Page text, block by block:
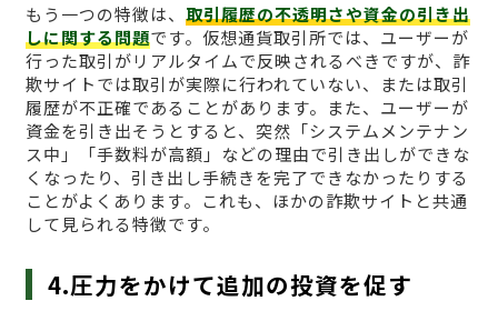
もう一つの特徴は、 取引履歴の不透明さや資金の引き出
しに関する問題です。仮想通貨取引所では、ユーザーが
行った取引がリアルタイムで反映されるべきですが、詐
欺サイトでは取引が実際に行われていない、または取引
履歴が不正確であることがあります。また、ユーザーが
資金を引き出そうとすると、突然「システムメンテナン
ス中」「手数料が高額」などの理由で引き出しができな
くなったり、引き出し手続きを完了できなかったりする
ことがよくあります。これも、ほかの詐欺サイトと共通
して見られる特徴です。
4.圧力をかけて追加の投資を促す